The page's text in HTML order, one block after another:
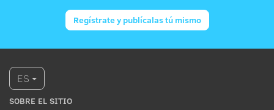
Regístrate y publícalas tú mismo
ES
SOBRE EL SITIO